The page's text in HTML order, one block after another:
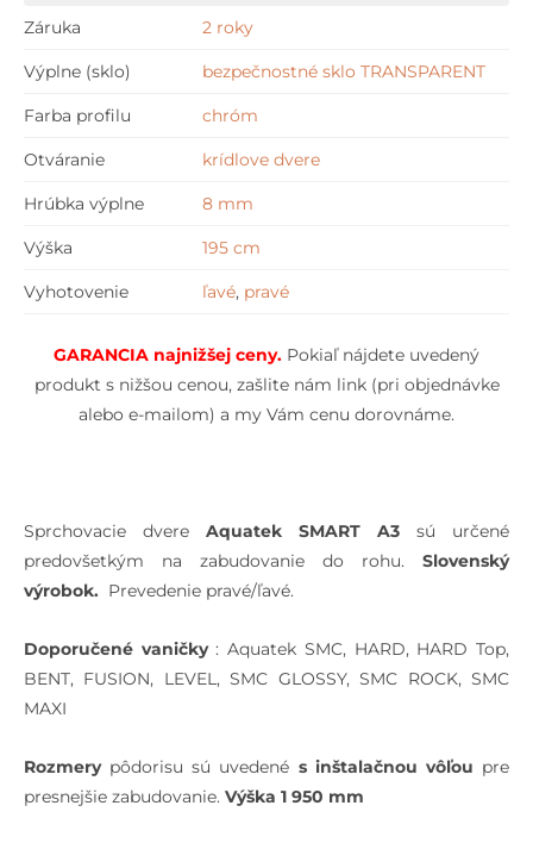
ceny
Záruka 2 roky
Výplne (sklo) bezpečnostné sklo TRANSPARENT
Farba profilu chróm
Otváranie krídlove dvere
Hrúbka výplne 8 mm
Výška 195 cm
Vyhotovenie ľavé, pravé
GARANCIA najnižšej ceny. Pokiaľ nájdete uvedený
produkt s nižšou cenou, zašlite nám link (pri objednávke
alebo e-mailom) a my Vám cenu dorovnáme.
Sprchovacie dvere Aquatek SMART A3 sú určené
predovšetkým na zabudovanie do rohu. Slovenský
výrobok. Prevedenie pravé/ľavé.
Doporučené vaničky: Aquatek SMC, HARD, HARD Top,
BENT, FUSION, LEVEL, SMC GLOSSY, SMC ROCK, SMC
MAXI
Rozmerypôdorisu sú uvedené s inštalačnou vôľou pre
presnejšie zabudovanie. Výška 1 950 mm